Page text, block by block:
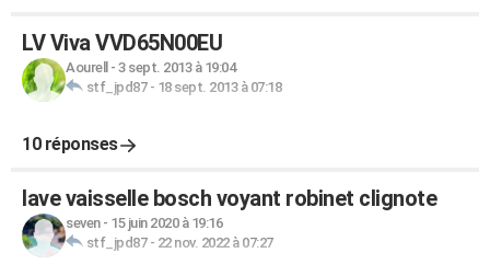
LV Viva VVD65N00EU
Aourell - 3 sept. 2013 à 19:04
stf_jpd87- 18 sept. 2013 à 07:18
10 réponses
lave vaisselle bosch voyant robinet clignote
seven- 15 juin 2020 à 19:16
stf_jpd87- 22 nov. 2022 à 07:27